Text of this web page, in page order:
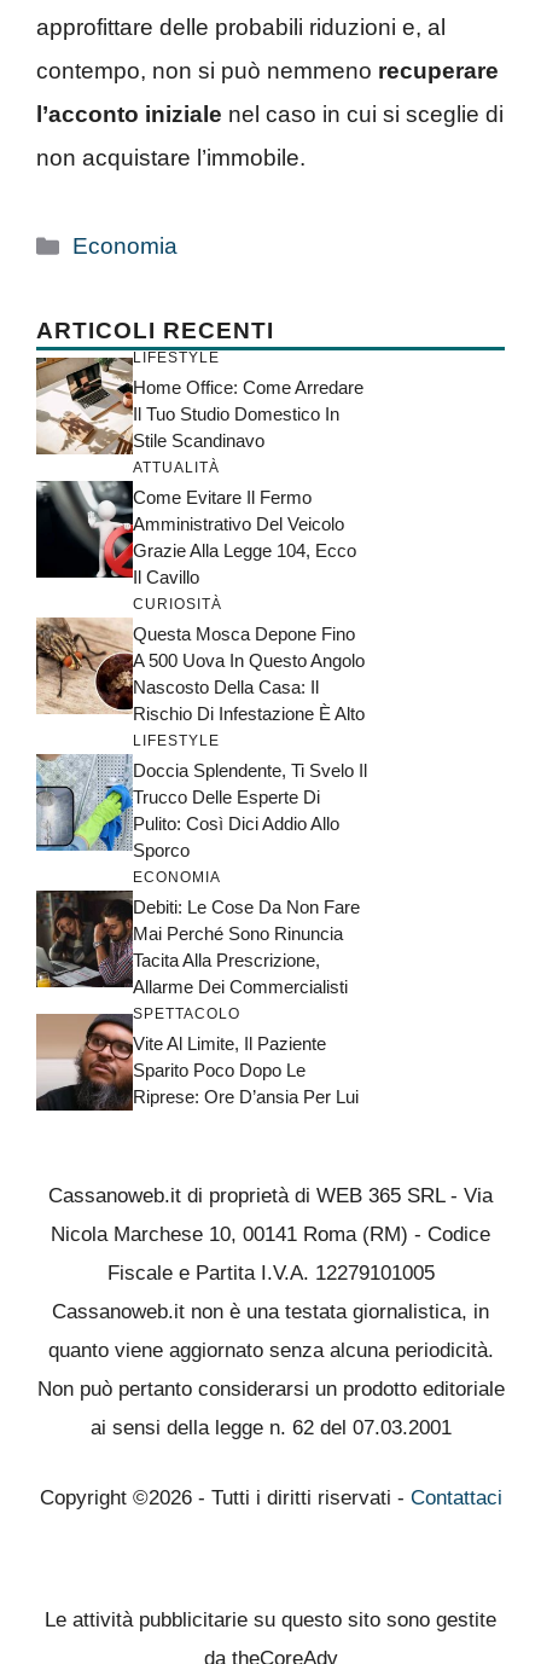
approfittare delle probabili riduzioni e, al
contempo, non si può nemmeno recuperare
l’acconto iniziale nel caso in cui si sceglie di
non acquistare l’immobile.
Categorie
Economia
ARTICOLI RECENTI
LIFESTYLE
Home Office: Come Arredare
Il Tuo Studio Domestico In
Stile Scandinavo
ATTUALITÀ
Come Evitare Il Fermo
Amministrativo Del Veicolo
Grazie Alla Legge 104, Ecco
Il Cavillo
CURIOSITÀ
Questa Mosca Depone Fino
A 500 Uova In Questo Angolo
Nascosto Della Casa: Il
Rischio Di Infestazione È Alto
LIFESTYLE
Doccia Splendente, Ti Svelo Il
Trucco Delle Esperte Di
Pulito: Così Dici Addio Allo
Sporco
ECONOMIA
Debiti: Le Cose Da Non Fare
Mai Perché Sono Rinuncia
Tacita Alla Prescrizione,
Allarme Dei Commercialisti
SPETTACOLO
Vite Al Limite, Il Paziente
Sparito Poco Dopo Le
Riprese: Ore D’ansia Per Lui
Cassanoweb.it di proprietà di WEB 365 SRL - Via
Nicola Marchese 10, 00141 Roma (RM) - Codice
Fiscale e Partita I.V.A. 12279101005
Cassanoweb.it non è una testata giornalistica, in
quanto viene aggiornato senza alcuna periodicità.
Non può pertanto considerarsi un prodotto editoriale
ai sensi della legge n. 62 del 07.03.2001
Copyright ©2026 - Tutti i diritti riservati - Contattaci
Le attività pubblicitarie su questo sito sono gestite
da theCoreAdv